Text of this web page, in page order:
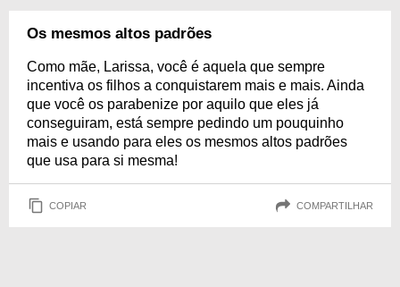
Os mesmos altos padrões
Como mãe, Larissa, você é aquela que sempre
incentiva os filhos a conquistarem mais e mais. Ainda
que você os parabenize por aquilo que eles já
conseguiram, está sempre pedindo um pouquinho
mais e usando para eles os mesmos altos padrões
que usa para si mesma!
COPIAR COMPARTILHAR